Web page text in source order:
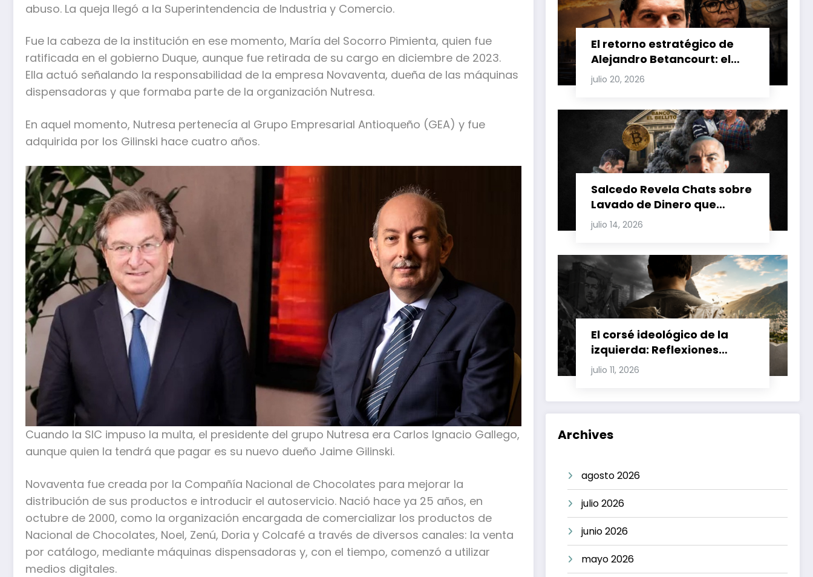
abuso. La queja llegó a la Superintendencia de Industria y Comercio.
Fue la cabeza de la institución en ese momento, María del Socorro Pimienta, quien fue
ratificada en el gobierno Duque, aunque fue retirada de su cargo en diciembre de 2023.
Ella actuó señalando la responsabilidad de la empresa Novaventa, dueña de las máquinas
dispensadoras y que formaba parte de la organización Nutresa.
En aquel momento, Nutresa pertenecía al Grupo Empresarial Antioqueño (GEA) y fue
adquirida por los Gilinski hace cuatro años.
Cuando la SIC impuso la multa, el presidente del grupo Nutresa era Carlos Ignacio Gallego,
aunque quien la tendrá que pagar es su nuevo dueño Jaime Gilinski.
Novaventa fue creada por la Compañía Nacional de Chocolates para mejorar la
distribución de sus productos e introducir el autoservicio. Nació hace ya 25 años, en
octubre de 2000, como la organización encargada de comercializar los productos de
Nacional de Chocolates, Noel, Zenú, Doria y Colcafé a través de diversos canales: la venta
por catálogo, mediante máquinas dispensadoras y, con el tiempo, comenzó a utilizar
medios digitales.
El retorno estratégico de
Alejandro Betancourt: el
bolichico que desafía la
justicia y renueva su poder
venezolana
julio 20, 2026
Salcedo Revela Chats sobre
Lavado de Dinero que
Involucran a Glas, Correa y
Juan Fernando Petro en el
julio 14, 2026
El corsé ideológico de la
izquierda: Reflexiones
sobre el fracaso chavista y
la crisis moral en América
julio 11, 2026
Archives
agosto 2026
julio 2026
junio 2026
mayo 2026